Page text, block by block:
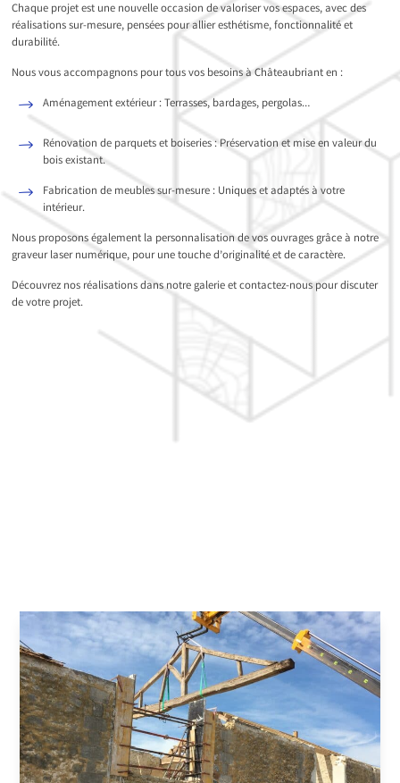
Chaque projet est une nouvelle occasion de valoriser vos espaces, avec des
réalisations sur-mesure, pensées pour allier esthétisme, fonctionnalité et
durabilité.
Nous vous accompagnons pour tous vos besoins à Châteaubriant en :
Aménagement extérieur : Terrasses, bardages, pergolas…
Rénovation de parquets et boiseries : Préservation et mise en valeur du
bois existant.
Fabrication de meubles sur-mesure : Uniques et adaptés à votre
intérieur.
Nous proposons également la personnalisation de vos ouvrages grâce à notre
graveur laser numérique, pour une touche d’originalité et de caractère.
Découvrez nos réalisations dans notre galerie et contactez-nous pour discuter
de votre projet.